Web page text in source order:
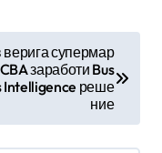
супермар
заработи Bus
Intelligence реше
ние